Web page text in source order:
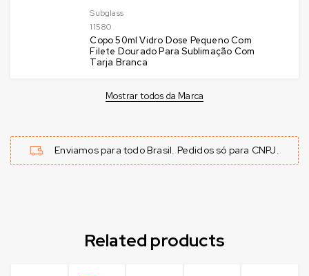
Subglass
11580
Copo 50ml Vidro Dose Pequeno Com
Filete Dourado Para Sublimação Com
Tarja Branca
Mostrar todos da Marca
Enviamos para todo Brasil. Pedidos só para CNPJ.
Related products